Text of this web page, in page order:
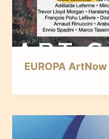
EUROPA ArtNow